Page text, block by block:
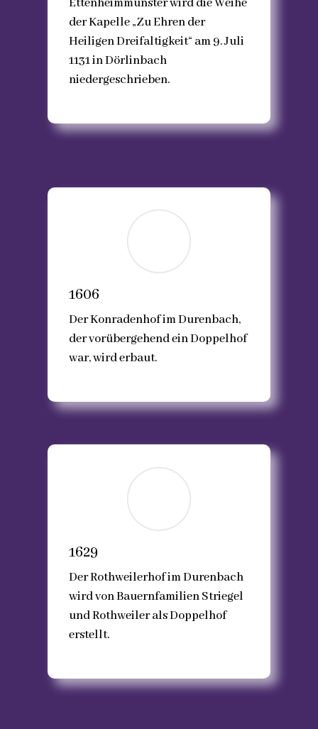
Ettenheimmünster wird die Weihe
der Kapelle „Zu Ehren der
Heiligen Dreifaltigkeit“ am 9. Juli
1131 in Dörlinbach
niedergeschrieben.
1606
Der Konradenhof im Durenbach,
der vorübergehend ein Doppelhof
war, wird erbaut.
1629
Der Rothweilerhof im Durenbach
wird von Bauernfamilien Striegel
und Rothweiler als Doppelhof
erstellt.